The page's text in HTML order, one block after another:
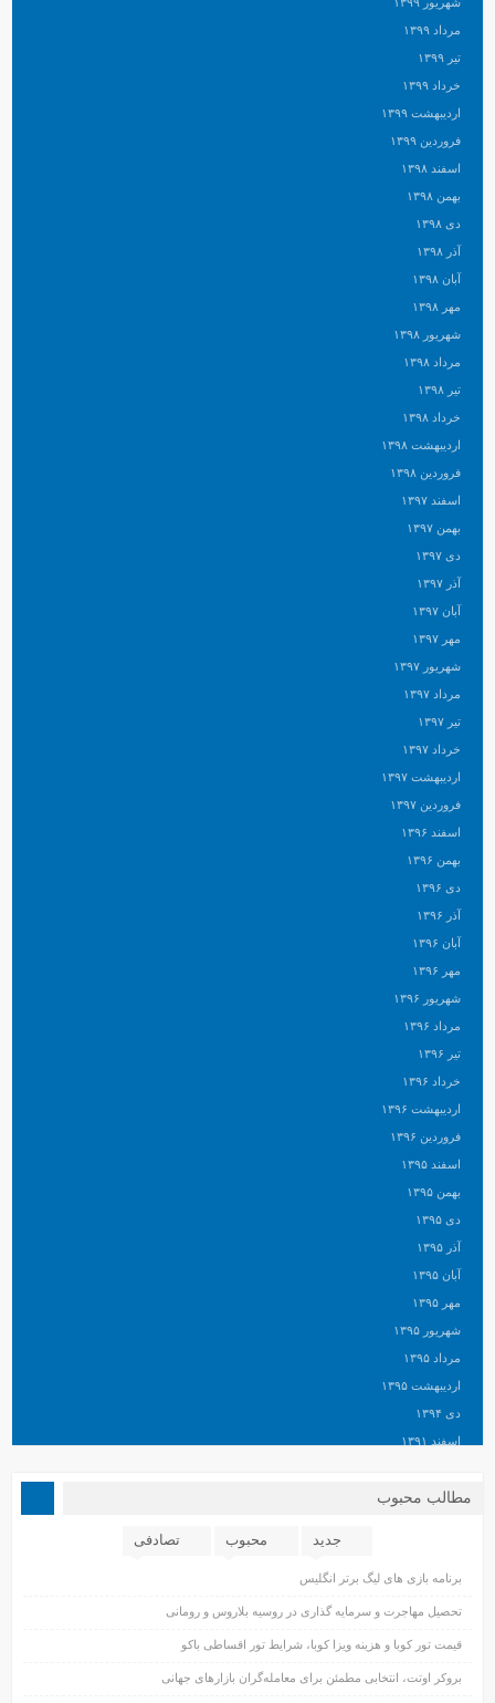
مرداد ۱۳۹۹
تیر ۱۳۹۹
خرداد ۱۳۹۹
اردیبهشت ۱۳۹۹
فروردین ۱۳۹۹
اسفند ۱۳۹۸
بهمن ۱۳۹۸
دی ۱۳۹۸
آذر ۱۳۹۸
آبان ۱۳۹۸
مهر ۱۳۹۸
شهریور ۱۳۹۸
مرداد ۱۳۹۸
تیر ۱۳۹۸
خرداد ۱۳۹۸
اردیبهشت ۱۳۹۸
فروردین ۱۳۹۸
اسفند ۱۳۹۷
بهمن ۱۳۹۷
دی ۱۳۹۷
آذر ۱۳۹۷
آبان ۱۳۹۷
مهر ۱۳۹۷
شهریور ۱۳۹۷
مرداد ۱۳۹۷
تیر ۱۳۹۷
خرداد ۱۳۹۷
اردیبهشت ۱۳۹۷
فروردین ۱۳۹۷
اسفند ۱۳۹۶
بهمن ۱۳۹۶
دی ۱۳۹۶
آذر ۱۳۹۶
آبان ۱۳۹۶
مهر ۱۳۹۶
شهریور ۱۳۹۶
مرداد ۱۳۹۶
تیر ۱۳۹۶
خرداد ۱۳۹۶
اردیبهشت ۱۳۹۶
فروردین ۱۳۹۶
اسفند ۱۳۹۵
بهمن ۱۳۹۵
دی ۱۳۹۵
آذر ۱۳۹۵
آبان ۱۳۹۵
مهر ۱۳۹۵
شهریور ۱۳۹۵
مرداد ۱۳۹۵
اردیبهشت ۱۳۹۵
دی ۱۳۹۴
اسفند ۱۳۹۱
مطالب محبوب
جدید محبوب تصادفی
برنامه بازی های لیگ برتر انگلیس
تحصیل مهاجرت و سرمایه گذاری در روسیه بلاروس و رومانی
قیمت تور کوبا و هزینه ویزا کوبا، شرایط تور اقساطی باکو
بروکر اوتت، انتخابی مطمئن برای معامله‌گران بازارهای جهانی